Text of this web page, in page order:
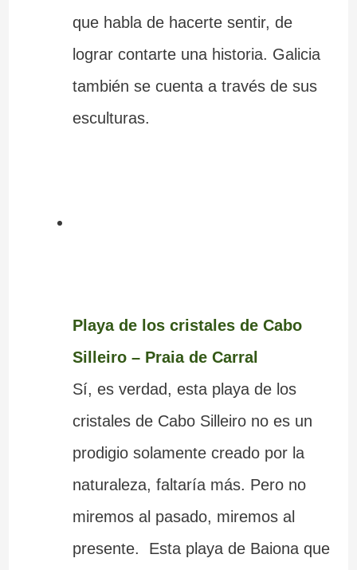
que habla de hacerte sentir, de
lograr contarte una historia. Galicia
también se cuenta a través de sus
esculturas.
Playa de los cristales de Cabo
Silleiro – Praia de Carral
Sí, es verdad, esta playa de los
cristales de Cabo Silleiro no es un
prodigio solamente creado por la
naturaleza, faltaría más. Pero no
miremos al pasado, miremos al
presente. Esta playa de Baiona que